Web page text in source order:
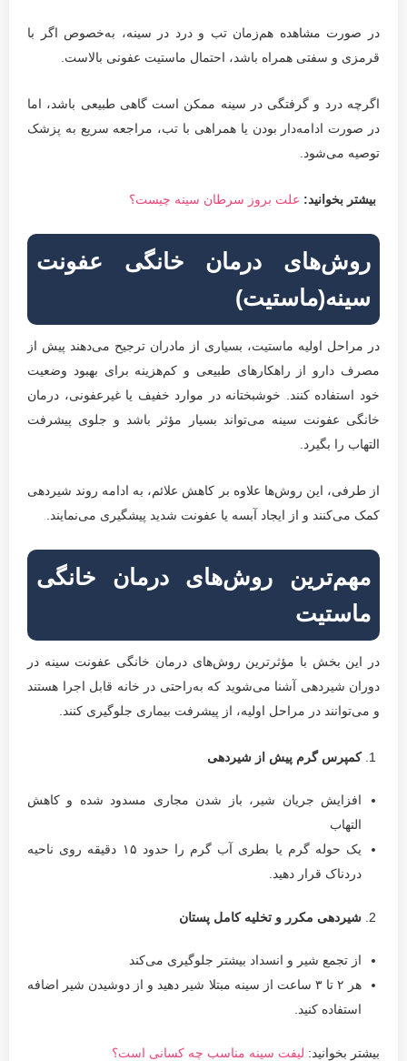
در صورت مشاهده هم‌زمان تب و درد در سینه، به‌خصوص اگر با
قرمزی و سفتی همراه باشد، احتمال ماستیت عفونی بالاست.
اگرچه درد و گرفتگی در سینه ممکن است گاهی طبیعی باشد، اما
در صورت ادامه‌دار بودن یا همراهی با تب، مراجعه سریع به پزشک
توصیه می‌شود.
بیشتر بخوانید: علت بروز سرطان سینه چیست؟
روش‌های درمان خانگی عفونت
سینه(ماستیت)
در مراحل اولیه ماستیت، بسیاری از مادران ترجیح می‌دهند پیش از
مصرف دارو از راهکارهای طبیعی و کم‌هزینه برای بهبود وضعیت
خود استفاده کنند. خوشبختانه در موارد خفیف یا غیرعفونی، درمان
خانگی عفونت سینه می‌تواند بسیار مؤثر باشد و جلوی پیشرفت
التهاب را بگیرد.
از طرفی، این روش‌ها علاوه بر کاهش علائم، به ادامه روند شیردهی
کمک می‌کنند و از ایجاد آبسه یا عفونت شدید پیشگیری می‌نمایند.
مهم‌ترین روش‌های درمان خانگی
ماستیت
در این بخش با مؤثرترین روش‌های درمان خانگی عفونت سینه در
دوران شیردهی آشنا می‌شوید که به‌راحتی در خانه قابل اجرا هستند
و می‌توانند در مراحل اولیه، از پیشرفت بیماری جلوگیری کنند.
کمپرس گرم پیش از شیردهی
افزایش جریان شیر، باز شدن مجاری مسدود شده و کاهش
التهاب
یک حوله گرم یا بطری آب گرم را حدود ۱۵ دقیقه روی ناحیه
دردناک قرار دهید.
شیردهی مکرر و تخلیه کامل پستان
از تجمع شیر و انسداد بیشتر جلوگیری می‌کند
هر ۲ تا ۳ ساعت از سینه مبتلا شیر دهید و از دوشیدن شیر اضافه
استفاده کنید.
بیشتر بخوانید: لیفت سینه مناسب چه کسانی است؟